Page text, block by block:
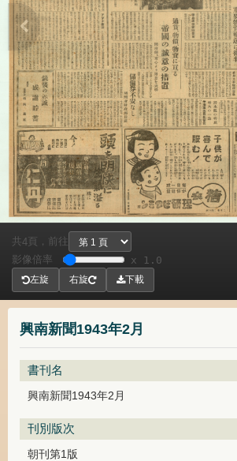
興南新聞1943年2月
書刊名
興南新聞1943年2月
刊別版次
朝刊第1版
共4頁， 前往
影像倍率
x 1.0
左旋 右旋 下載